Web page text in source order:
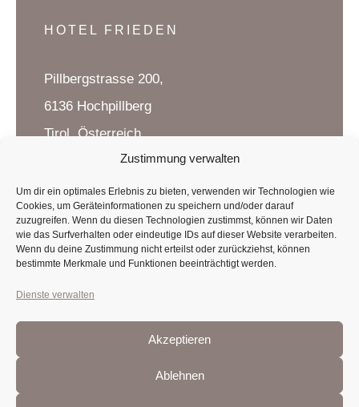
Zustimmung verwalten
Um dir ein optimales Erlebnis zu bieten, verwenden wir Technologien wie
Cookies, um Geräteinformationen zu speichern und/oder darauf
zuzugreifen. Wenn du diesen Technologien zustimmst, können wir Daten
wie das Surfverhalten oder eindeutige IDs auf dieser Website verarbeiten.
Wenn du deine Zustimmung nicht erteilst oder zurückziehst, können
bestimmte Merkmale und Funktionen beeinträchtigt werden.
Dienste verwalten
Akzeptieren
Ablehnen
KONTAKT
T:+43 5242 623 29
HOTEL FRIEDEN
Pillbergstrasse 200,
6136 Hochpillberg
Tirol, Österreich
IMPRESSUM